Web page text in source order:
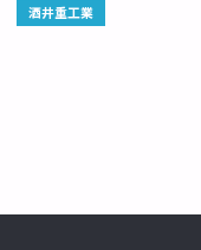
酒井重工業